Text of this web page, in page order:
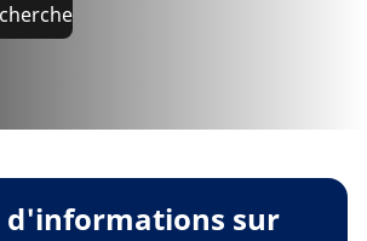
d'informations sur